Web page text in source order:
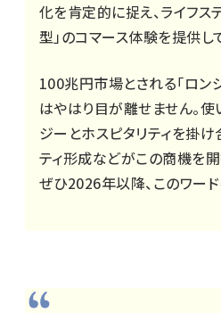
化を肯定的に捉え、ライフス
型」のコマース体験を提供し
100兆円市場とされる「ロン
はやはり目が離せません。使
ジーとホスピタリティを掛け
ティ形成などがこの商機を開
ぜひ2026年以降、このワード